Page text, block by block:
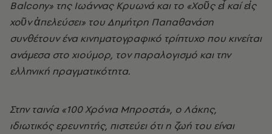
Balcony» της Ιωάννας Κρυωνά και το «Χοῦς εἶ καί εἰς
χοῦν ἀπελεύσει» του Δημήτρη Παπαθανάση
συνθέτουν ένα κινηματογραφικό τρίπτυχο που κινείται
ανάμεσα στο χιούμορ, τον παραλογισμό και την
ελληνική πραγματικότητα.
Στην ταινία «100 Χρόνια Μπροστά», ο Λάκης,
ιδιωτικός ερευνητής, πιστεύει ότι η ζωή του είναι